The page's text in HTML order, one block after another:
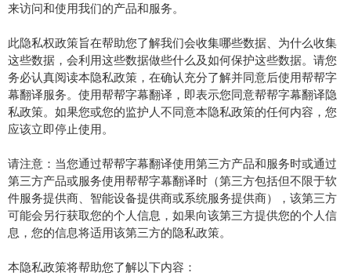
来访问和使用我们的产品和服务。
此隐私权政策旨在帮助您了解我们会收集哪些数据、为什么收集
这些数据，会利用这些数据做些什么及如何保护这些数据。请您
务必认真阅读本隐私政策，在确认充分了解并同意后使用帮帮字
幕翻译服务。使用帮帮字幕翻译，即表示您同意帮帮字幕翻译隐
私政策。如果您或您的监护人不同意本隐私政策的任何内容，您
应该立即停止使用。
请注意：当您通过帮帮字幕翻译使用第三方产品和服务时或通过
第三方产品或服务使用帮帮字幕翻译时（第三方包括但不限于软
件服务提供商、智能设备提供商或系统服务提供商），该第三方
可能会另行获取您的个人信息，如果向该第三方提供您的个人信
息，您的信息将适用该第三方的隐私政策。
本隐私政策将帮助您了解以下内容：